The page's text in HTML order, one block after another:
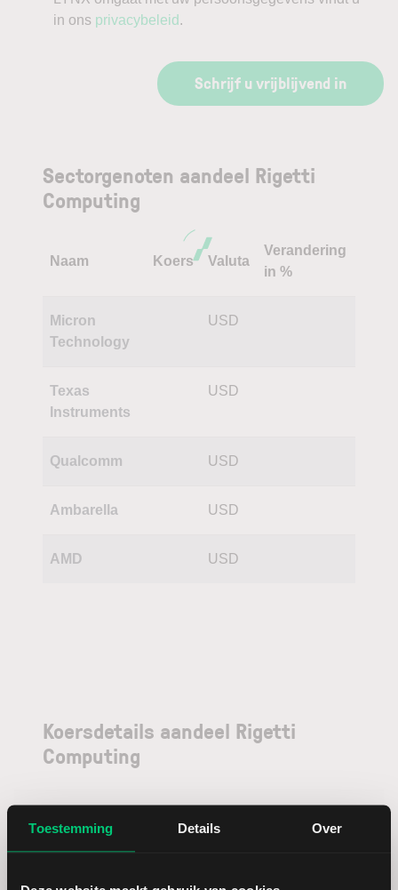
Toestemming Details Over
in ons privacybeleid .
Schrijf u vrijblijvend in
Sectorgenoten aandeel Rigetti
Computing
Naam Koers Valuta
Verandering
in %
Micron
Technology
USD
Texas
Instruments
USD
Qualcomm USD
Ambarella USD
AMD USD
Koersdetails aandeel Rigetti
Computing